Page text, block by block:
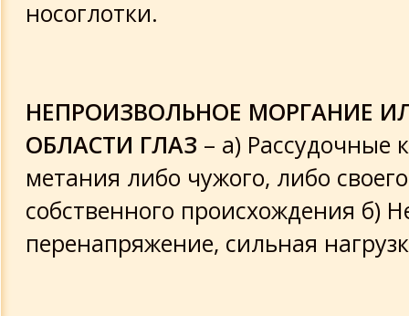
носоглотки.
НЕПРОИЗВОЛЬНОЕ МОРГАНИЕ
ОБЛАСТИ ГЛАЗ – а) Рассудочные
метания либо чужого, либо своего
собственного происхождения б)
перенапряжение, сильная